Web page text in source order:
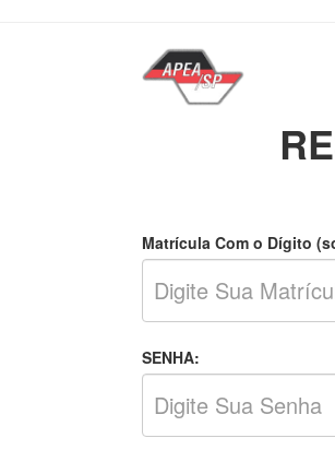
Matrícula Com o Dígito
SENHA: